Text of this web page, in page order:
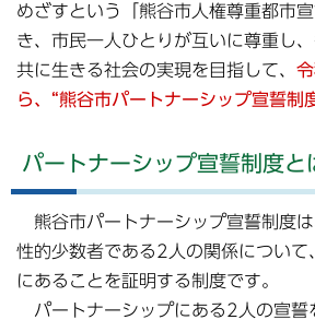
めざすという「熊谷市人権尊重都市
き、市民一人ひとりが互いに尊重し、
共に生きる社会の実現を目指して、
ら、“熊谷市パートナーシップ宣誓制
パートナーシップ宣誓制度と
熊谷市パートナーシップ宣誓制度
性的少数者である2人の関係について
にあることを証明する制度です。
パートナーシップにある2人の宣誓